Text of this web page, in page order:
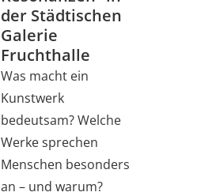
der Städtischen
Galerie
Fruchthalle
Was macht ein
Kunstwerk
bedeutsam? Welche
Werke sprechen
Menschen besonders
an – und warum?